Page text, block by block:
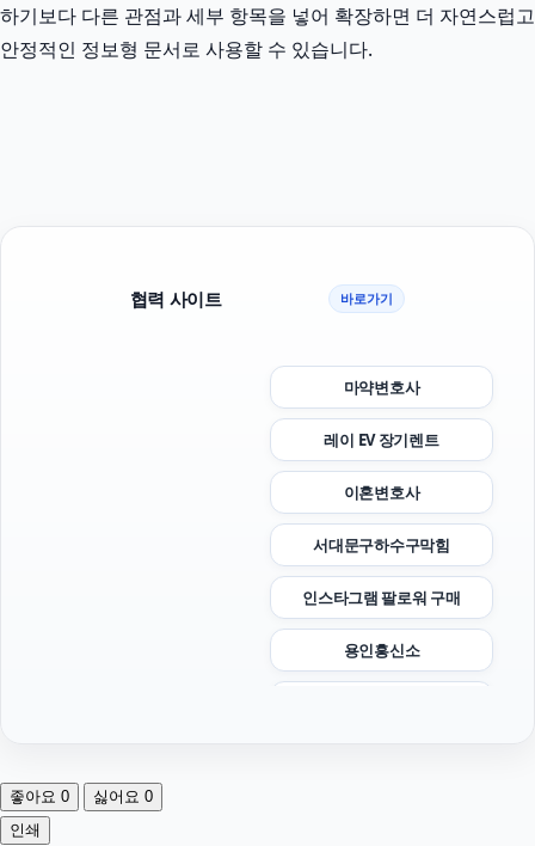
하기보다 다른 관점과 세부 항목을 넣어 확장하면 더 자연스럽고
안정적인 정보형 문서로 사용할 수 있습니다.
협력 사이트 바로가기
마약변호사
레이 EV 장기렌트
이혼변호사
서대문구하수구막힘
인스타그램 팔로워 구매
용인흥신소
좋아요 0 싫어요 0
인쇄